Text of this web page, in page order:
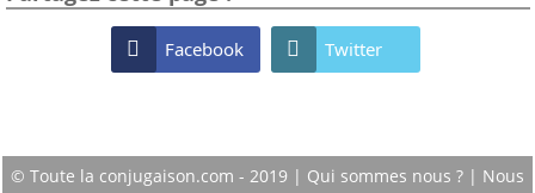
 Facebook  Twitter
© Toute la conjugaison.com - 2019 | Qui sommes nous ? | Nous